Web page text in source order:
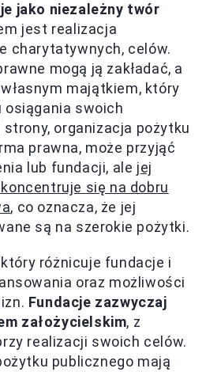
jako niezależny twór
jest realizacja
charytatywnych, celów.
mogą ją zakładać, a
majątkiem, który
swoich
organizacja pożytku
prawna, może przyjąć
lub fundacji, ale jej
się na dobru
, co oznacza, że jej
są na szerokie pożytki.
różnicuje fundacje i
oraz możliwości
Fundacje zazwyczaj
założycielskim, z
realizacji swoich celów.
publicznego mają